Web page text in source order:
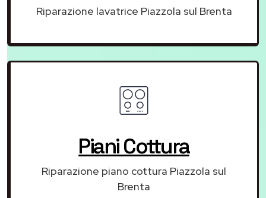
Riparazione lavatrice Piazzola sul Brenta
Piani Cottura
Riparazione piano cottura Piazzola sul
Brenta